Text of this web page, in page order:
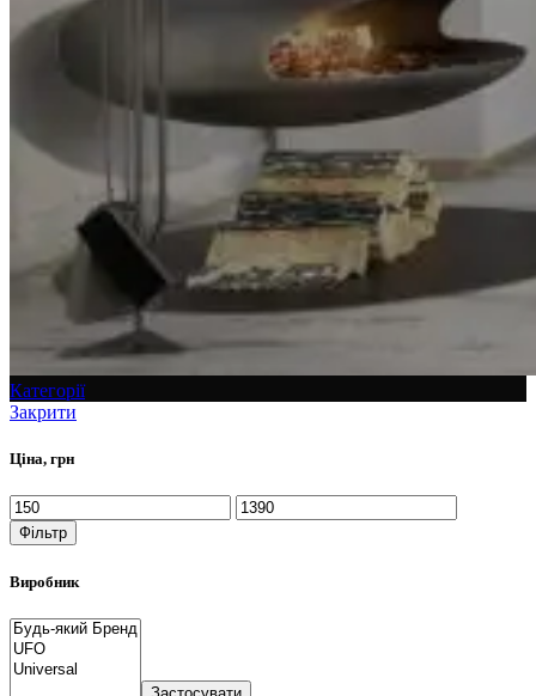
Категорії
Закрити
Ціна, грн
Фільтр
Виробник